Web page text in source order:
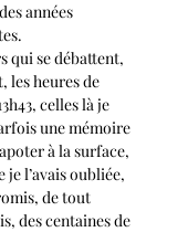
années
qui se débattent,
les heures de
celles là je
une mémoire
à la surface,
je l’avais oubliée,
de tout
des centaines de